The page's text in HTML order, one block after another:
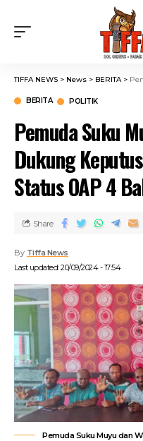
TIFFA NEWS > News > BERITA>
BERITA POLITIK
Pemuda Suku
Dukung
Status OAP 4
Last updated: 20/09/2024 - 17:54
By Tiffa News
Share
Pemuda Suku Muyu dan